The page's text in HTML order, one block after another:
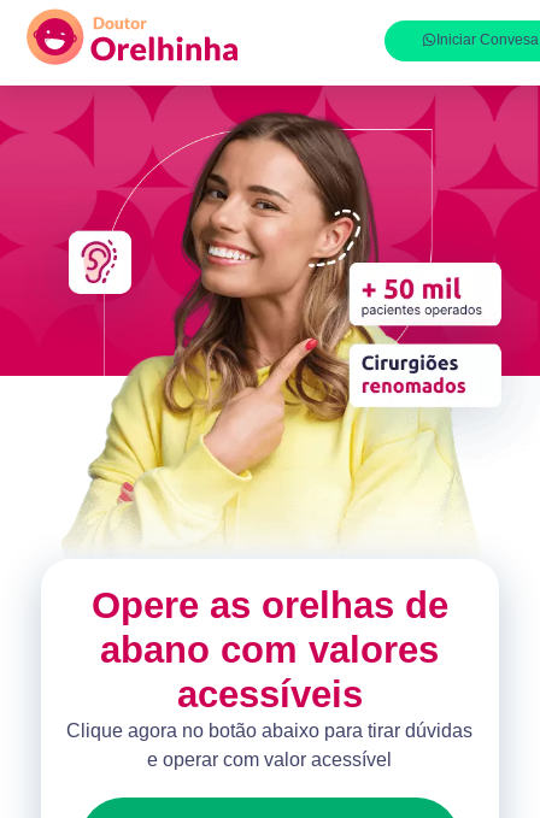
Iniciar Convesa
Opere as orelhas de
abano com valores
acessíveis
Clique agora no botão abaixo para tirar dúvidas
e operar com valor acessível